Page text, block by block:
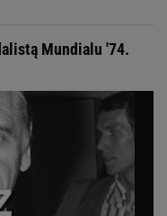
Mundialu '74.